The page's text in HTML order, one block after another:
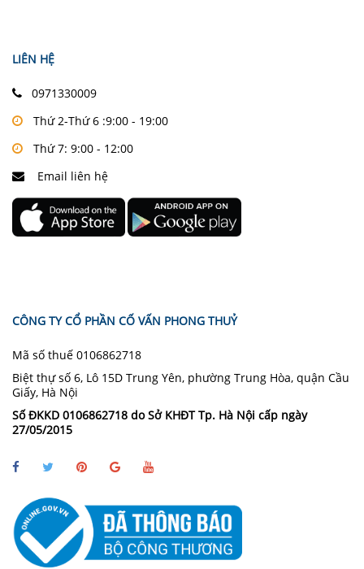
LIÊN HỆ
0971330009
Thứ 2-Thứ 6 :9:00 - 19:00
Thứ 7: 9:00 - 12:00
Email liên hệ
CÔNG TY CỔ PHẦN CỐ VẤN PHONG THUỶ
Mã số thuế 0106862718
Biệt thự số 6, Lô 15D Trung Yên, phường Trung Hòa, quận Cầu
Giấy, Hà Nội
Số ĐKKD 0106862718 do Sở KHĐT Tp. Hà Nội cấp ngày
27/05/2015